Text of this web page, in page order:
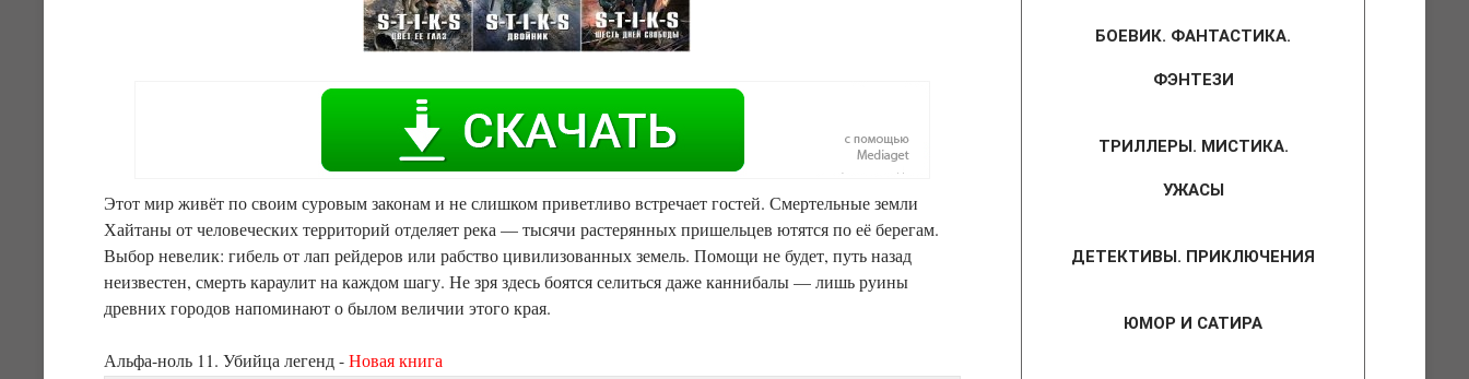
Этот мир живёт по своим суровым законам и не слишком приветливо встречает гостей. Смертельные земли
Хайтаны от человеческих территорий отделяет река — тысячи растерянных пришельцев ютятся по её берегам.
Выбор невелик: гибель от лап рейдеров или рабство цивилизованных земель. Помощи не будет, путь назад
неизвестен, смерть караулит на каждом шагу. Не зря здесь боятся селиться даже каннибалы — лишь руины
древних городов напоминают о былом величии этого края.
Альфа-ноль 11. Убийца легенд -Новая книга
БОЕВИК. ФАНТАСТИКА.
ФЭНТЕЗИ
ТРИЛЛЕРЫ. МИСТИКА.
УЖАСЫ
ДЕТЕКТИВЫ. ПРИКЛЮЧЕНИЯ
ЮМОР И САТИРА